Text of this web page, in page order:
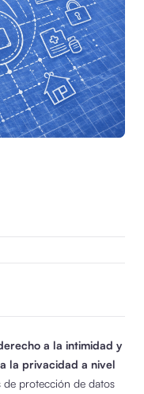
a la intimidad y
la privacidad a nivel
de protección de datos